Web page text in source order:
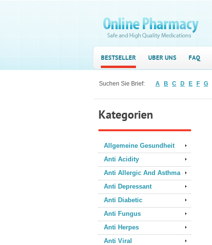
BESTSELLER UBER UNS FAQ
Suchen Sie Brief: A B C D E F G
Kategorien
Allgemeine Gesundheit
Anti Acidity
Anti Allergic And Asthma
Anti Depressant
Anti Diabetic
Anti Fungus
Anti Herpes
Anti Viral